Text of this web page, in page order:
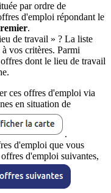
par ordre de
d'emploi répondant le
.
de travail » ? La liste
vos critères. Parmi
dont le lieu de travail
ces offres d'emploi via
en situation de
.
d'emploi que vous
d'emploi suivantes,